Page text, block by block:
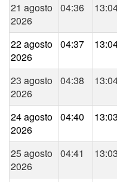
21 agosto
2026
04:36
22 agosto
2026
04:37
23 agosto
2026
04:38
24 agosto
2026
04:40 13:03
25 agosto
2026
04:41 13:03